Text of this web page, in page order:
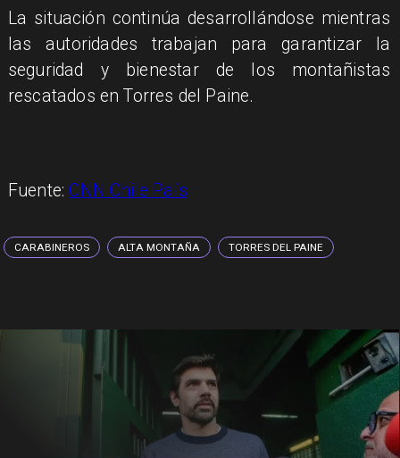
La situación continúa desarrollándose mientras
las autoridades trabajan para garantizar la
seguridad y bienestar de los montañistas
rescatados en Torres del Paine.
Fuente:CNN Chile País
CARABINEROS ALTA MONTAÑA TORRES DEL PAINE